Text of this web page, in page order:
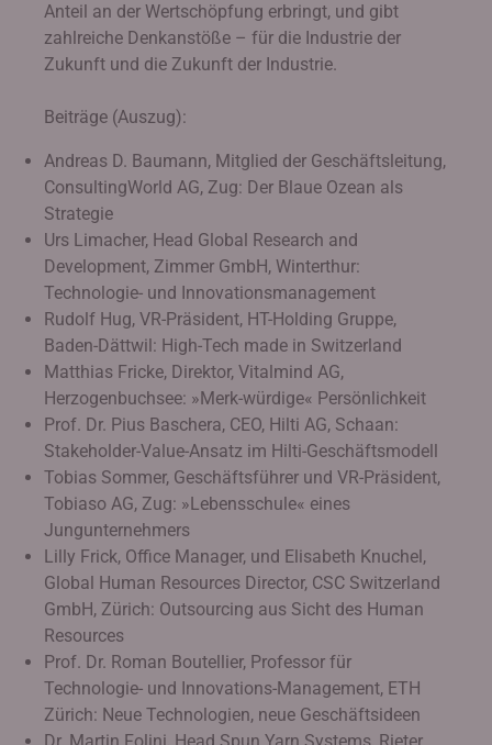
Anteil an der Wertschöpfung erbringt, und gibt
zahlreiche Denkanstöße – für die Industrie der
Zukunft und die Zukunft der Industrie.
Beiträge (Auszug):
Andreas D. Baumann, Mitglied der Geschäftsleitung,
ConsultingWorld AG, Zug: Der Blaue Ozean als
Strategie
Urs Limacher, Head Global Research and
Development, Zimmer GmbH, Winterthur:
Technologie- und Innovationsmanagement
Rudolf Hug, VR-Präsident, HT-Holding Gruppe,
Baden-Dättwil: High-Tech made in Switzerland
Matthias Fricke, Direktor, Vitalmind AG,
Herzogenbuchsee: »Merk-würdige« Persönlichkeit
Prof. Dr. Pius Baschera, CEO, Hilti AG, Schaan:
Stakeholder-Value-Ansatz im Hilti-Geschäftsmodell
Tobias Sommer, Geschäftsführer und VR-Präsident,
Tobiaso AG, Zug: »Lebensschule« eines
Jungunternehmers
Lilly Frick, Office Manager, und Elisabeth Knuchel,
Global Human Resources Director, CSC Switzerland
GmbH, Zürich: Outsourcing aus Sicht des Human
Resources
Prof. Dr. Roman Boutellier, Professor für
Technologie- und Innovations-Management, ETH
Zürich: Neue Technologien, neue Geschäftsideen